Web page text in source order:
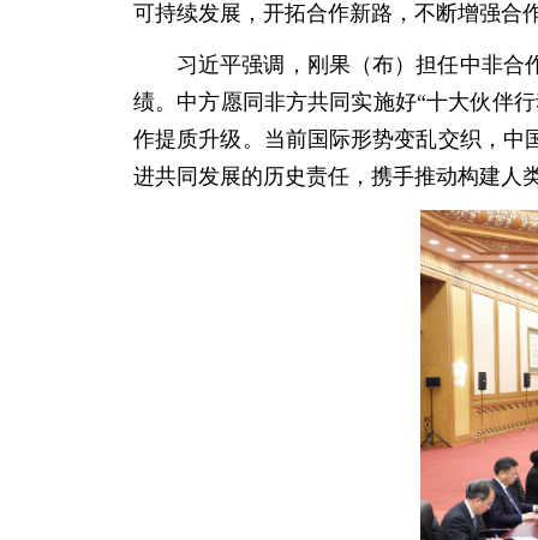
可持续发展，开拓合作新路，不断增强合
习近平强调，刚果（布）担任中非合
绩。中方愿同非方共同实施好“十大伙伴
作提质升级。当前国际形势变乱交织，
进共同发展的历史责任，携手推动构建人